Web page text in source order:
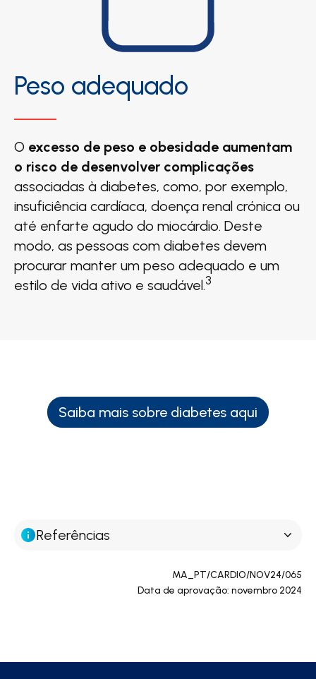
Peso adequado
O excesso de peso e obesidade aumentam
o risco de desenvolver complicações
associadas à diabetes, como, por exemplo,
insuficiência cardíaca, doença renal crónica ou
até enfarte agudo do miocárdio. Deste
modo, as pessoas com diabetes devem
procurar manter um peso adequado e um
estilo de vida ativo e saudável.3
Saiba mais sobre diabetes aqui
Referências
MA_PT/CARDIO/NOV24/065
Data de aprovação: novembro 2024